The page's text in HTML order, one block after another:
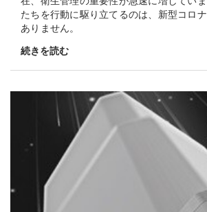
たちを行動に駆り立てるのは、新型コロ
ありません。
続きを読む